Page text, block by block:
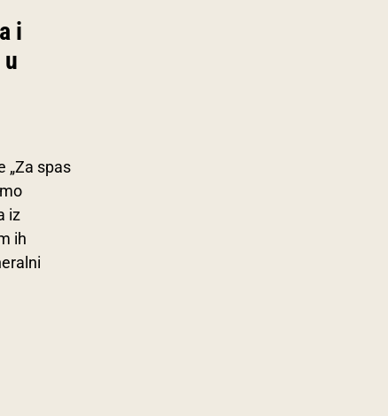
i
„Za spas
iz
ih